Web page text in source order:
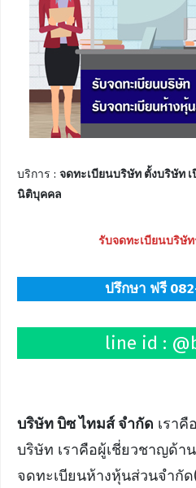
บริการ : จดทะเบียนบริษัท ตั้งบริษัท
นิติบุคคล
รับจดทะเบียนบริษั
ปรึกษา ฟรี
line id :
บริษัท บิซ ไทมส์ จำกัด เรา
บริษัท เราคือผู้เชี่ยวชาญด้า
จดทะเบียนห้างหุ้นส่วนจำกั